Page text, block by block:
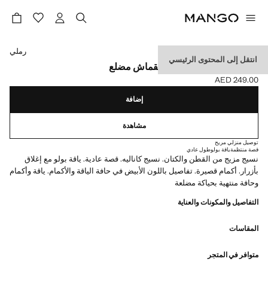
انتقل إلى المحتوى الرئيسي
بولو من مزيج قطن وكتان بقماش مضلع
السعر الحالي [AED 249.00 ]
AED 249.00
حدد اللون
رملي
إضافة
مشاهدة
توصيل منزلي مريح
قصة منتظمةياقة بولوطول عادي
نسيج مزيج من القطن والكتان. نسيج كاناليه. قصة عادية. ياقة بولو مع إغلاق
بأزرار. أكمام قصيرة. تفاصيل باللون الأبيض في حافة الياقة والأكمام. ياقة وأكمام
وحافة منتهية بحياكة مضلعة
التفاصيل والمكونات والعناية
المقاسات
متوافر في المتجر